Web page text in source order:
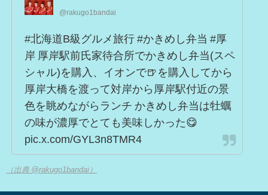
@rakugo1bandai
#北海道B級グルメ旅行 #かきめし弁当 #厚
岸 厚岸駅前氏家待合所でかきめし弁当(スペ
シャル)を購入、イオンで🍺を購入してから
厚岸大橋を渡って対岸から厚岸駅付近の景
色を眺めながらランチ かきめし弁当は牡蠣
の味が濃厚でとても美味しかった😋
pic.x.com/GYL3n8TMR4
（出典 @rakugo1bandai）